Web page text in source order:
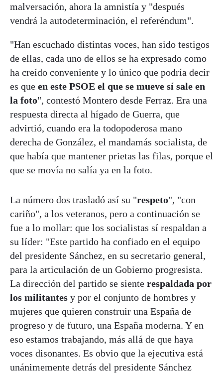
malversación, ahora la amnistía y "después
vendrá la autodeterminación, el referéndum".
"Han escuchado distintas voces, han sido testigos
de ellas, cada uno de ellos se ha expresado como
ha creído conveniente y lo único que podría decir
es que en este PSOE el que se mueve sí sale en
la foto", contestó Montero desde Ferraz. Era una
respuesta directa al hígado de Guerra, que
advirtió, cuando era la todopoderosa mano
derecha de González, el mandamás socialista, de
que había que mantener prietas las filas, porque el
que se movía no salía ya en la foto.
La número dos trasladó así su "respeto", "con
cariño", a los veteranos, pero a continuación se
fue a lo mollar: que los socialistas sí respaldan a
su líder: "Este partido ha confiado en el equipo
del presidente Sánchez, en su secretario general,
para la articulación de un Gobierno progresista.
La dirección del partido se siente respaldada por
los militantes y por el conjunto de hombres y
mujeres que quieren construir una España de
progreso y de futuro, una España moderna. Y en
eso estamos trabajando, más allá de que haya
voces disonantes. Es obvio que la ejecutiva está
unánimemente detrás del presidente Sánchez